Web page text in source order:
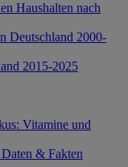
Haushalten nach
Deutschland 2000-
2015-2025
Vitamine und
& Fakten